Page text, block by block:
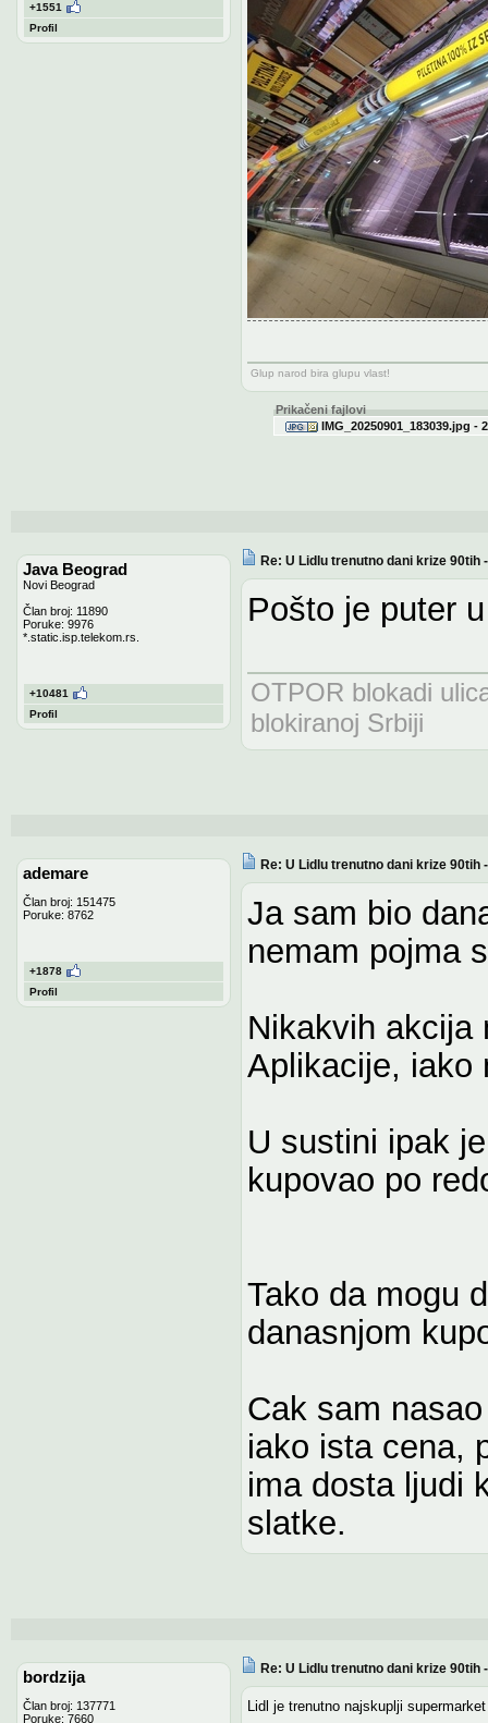
+1551
Profil
Glup narod bira glupu vlast!
Prikačeni fajlovi
IMG_20250901_183039.jpg -
Java Beograd
Novi Beograd
Član broj: 11890
Poruke: 9976
*.static.isp.telekom.rs.
+10481
Profil
Re: U Lidlu trenutno dani krize 90tih
Pošto je puter
OTPOR blokadi
blokiranoj Srbiji
ademare
Član broj: 151475
Poruke: 8762
+1878
Profil
Re: U Lidlu trenutno dani krize 90tih
Ja sam bio
nemam pojma
Nikakvih akcija
Aplikacije, iako
U sustini ipak
kupovao po
Tako da mogu
danasnjom
Cak sam
iako ista cena,
ima dosta ljudi
slatke.
bordzija
Član broj: 137771
Poruke: 7660
Re: U Lidlu trenutno dani krize 90tih
Lidl je trenutno najskuplji